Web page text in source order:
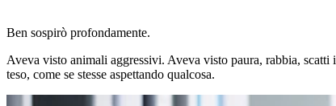
Ben sospirò profondamente.
Aveva visto animali aggressivi. Aveva visto paura, rabbia,
teso, come se stesse aspettando qualcosa.